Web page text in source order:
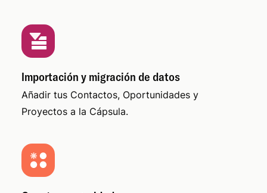
Importación y migración de datos
Añadir tus Contactos, Oportunidades y
Proyectos a la Cápsula.